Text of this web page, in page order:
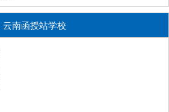
云南函授站学校